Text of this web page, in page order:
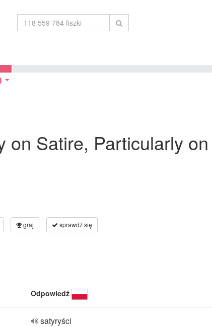
on Satire, Particularly
graj sprawdź się
Odpowiedź
satyryści